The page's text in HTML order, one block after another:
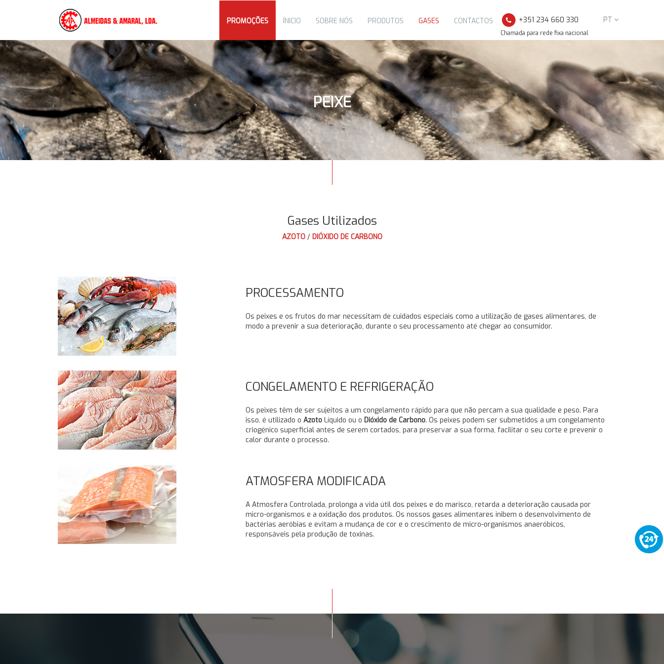
PROMOÇÕES ÍNICIO SOBRE NÓS PRODUTOS GASES CONTACTOS +351 234 660 330
Chamada para rede fixa nacional
PT
PEIXE
Gases Utilizados
AZOTO/ DIÓXIDO DE CARBONO
PROCESSAMENTO
Os peixes e os frutos do mar necessitam de cuidados especiais como a utilização de gases alimentares, de
modo a prevenir a sua deterioração, durante o seu processamento até chegar ao consumidor.
CONGELAMENTO E REFRIGERAÇÃO
Os peixes têm de ser sujeitos a um congelamento rápido para que não percam a sua qualidade e peso. Para
isso, é utilizado o Azoto Líquido ou o Dióxido de Carbono. Os peixes podem ser submetidos a um congelamento
criogénico superficial antes de serem cortados, para preservar a sua forma, facilitar o seu corte e prevenir o
calor durante o processo.
ATMOSFERA MODIFICADA
A Atmosfera Controlada, prolonga a vida útil dos peixes e do marisco, retarda a deterioração causada por
micro-organismos e a oxidação dos produtos. Os nossos gases alimentares inibem o desenvolvimento de
bactérias aeróbias e evitam a mudança de cor e o crescimento de micro-organismos anaeróbicos,
responsáveis pela produção de toxinas.